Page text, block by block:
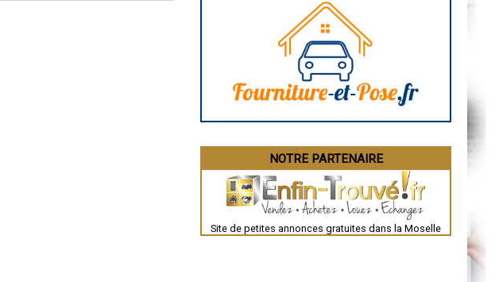
Brive-la-Gaillarde
Guéret
Besançon
Évreux
Chartres
Nîmes
Auch
NOTRE PARTENAIRE
Site de petites annonces gratuites dans la Moselle